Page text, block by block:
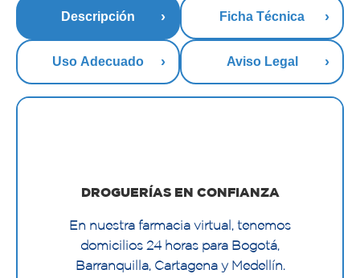
Descripción Ficha Técnica
Uso Adecuado Aviso Legal
DROGUERÍAS EN CONFIANZA
En nuestra farmacia virtual, tenemos
domicilios 24 horas para Bogotá,
Barranquilla, Cartagena y Medellín.